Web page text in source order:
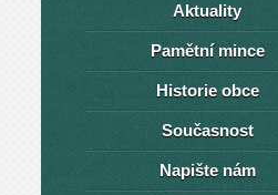
Aktuality
Pamětní mince
Historie obce
Současnost
Napište nám